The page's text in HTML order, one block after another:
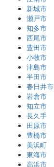
新城市
瀬戸市
知多市
西尾市
豊田市
小牧市
津島市
半田市
春日井市
岩倉市
知立市
長久手
田原市
豊橋市
美浜町
東海市
高浜市